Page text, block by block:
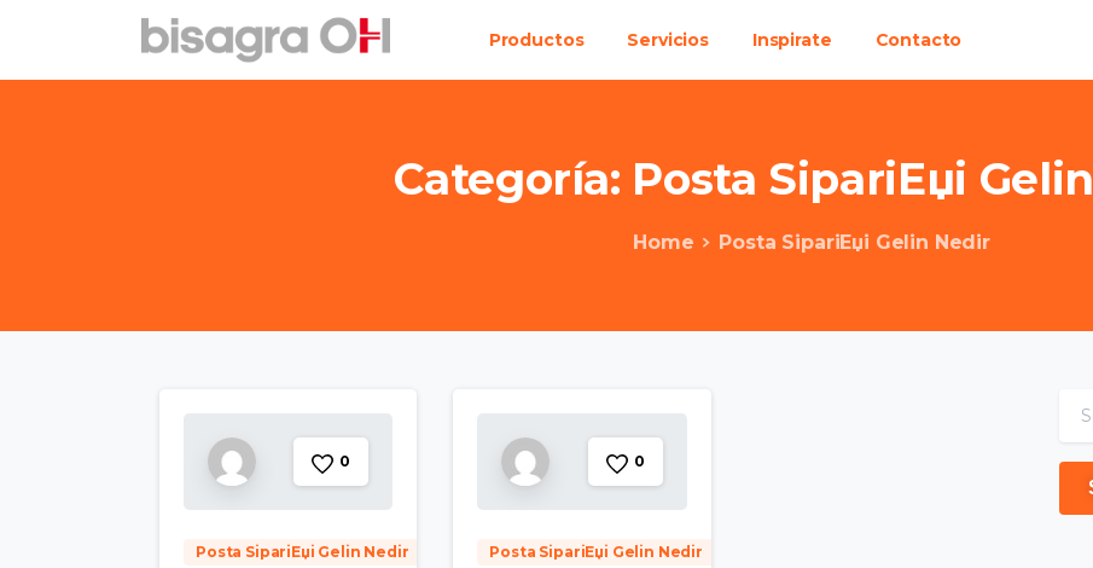
Productos Servicios Inspirate Contacto
Categoría: Posta SipariЕџi Gelin
Home Posta SipariЕџi Gelin Nedir
0
Posta SipariЕџi Gelin Nedir
0
Posta SipariЕџi Gelin Nedir